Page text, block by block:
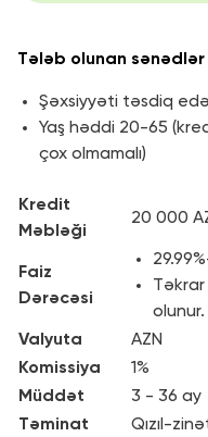
Tələb olunan sənədlər
Şəxsiyyəti təsdiq
Yaş həddi 20-65
çox olmamalı)
Kredit
Məbləği
20 000
Faiz
Dərəcəsi
Təkrar
olunur.
Valyuta
AZN
Komissiya
1%
Müddət
3 - 36 ay
Təminat
Qızıl-